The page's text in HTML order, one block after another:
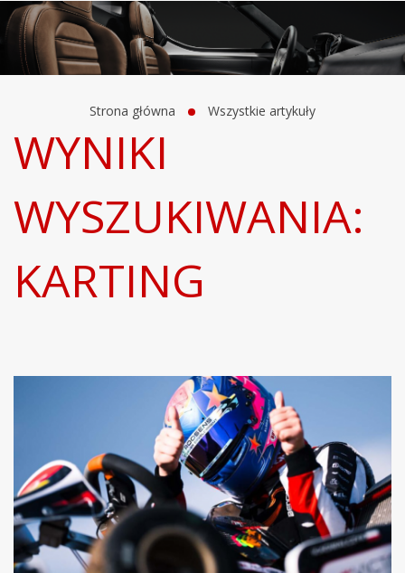
Strona główna Wszystkie artykuły
WYNIKI
WYSZUKIWANIA:
KARTING